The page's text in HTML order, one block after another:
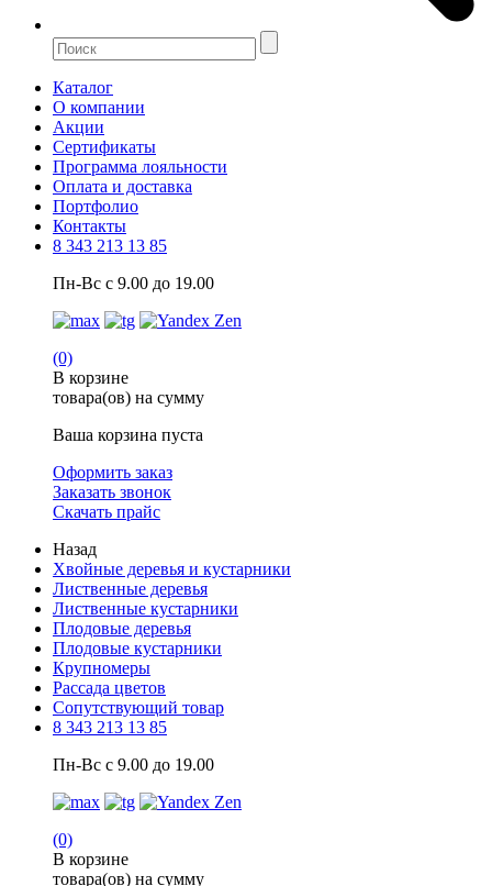
Каталог
О компании
Акции
Сертификаты
Программа лояльности
Оплата и доставка
Портфолио
Контакты
8 343 213 13 85
Пн-Вс с 9.00 до 19.00
(0)
В корзине
товара(ов) на сумму
Ваша корзина пуста
Оформить заказ
Заказать звонок
Скачать прайс
Назад
Хвойные деревья и кустарники
Лиственные деревья
Лиственные кустарники
Плодовые деревья
Плодовые кустарники
Крупномеры
Рассада цветов
Сопутствующий товар
8 343 213 13 85
Пн-Вс с 9.00 до 19.00
(0)
В корзине
товара(ов) на сумму